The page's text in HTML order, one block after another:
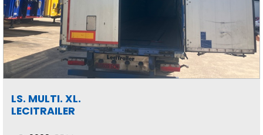
LS. MULTI. XL.
LECITRAILER